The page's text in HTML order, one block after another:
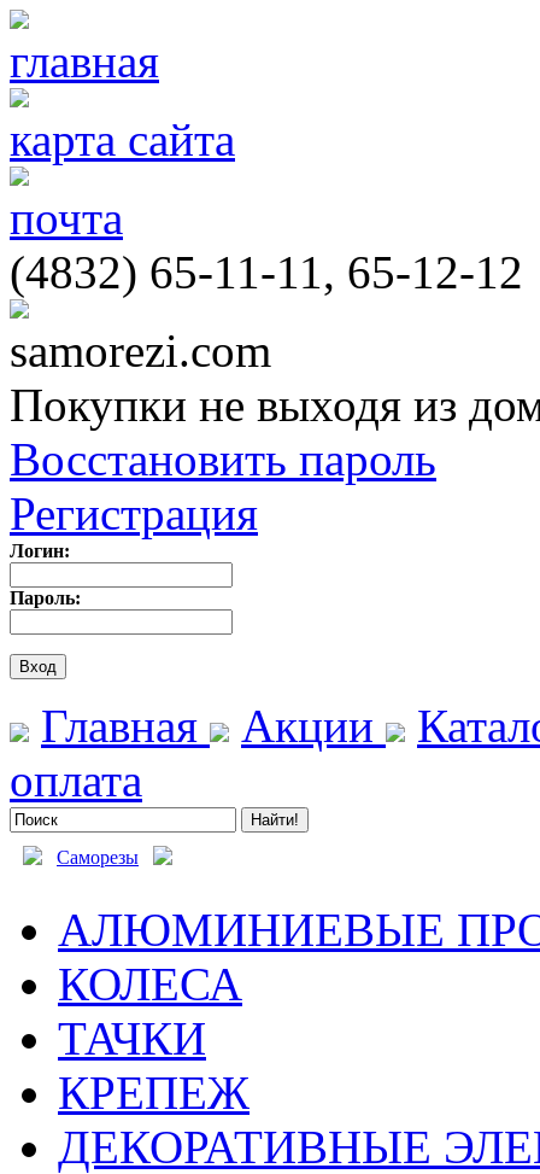
главная
карта сайта
почта
(4832) 65-11-11, 65-12-12
samorezi.com
Покупки не выходя из
Восстановить пароль
Регистрация
Логин:
Пароль:
Главная Акции
оплата
Саморезы
АЛЮМИНИЕВЫЕ
КОЛЕСА
ТАЧКИ
КРЕПЕЖ
ДЕКОРАТИВНЫЕ